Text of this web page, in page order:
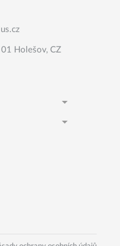
Holešov, CZ